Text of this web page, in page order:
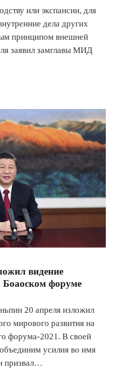
или экспансии, для
дела других
принципом внешней
заявил замглавы МИД
видение
Боаоском форуме
20 апреля изложил
мирового развития на
форума-2021. В своей
усилия во имя
призвал…